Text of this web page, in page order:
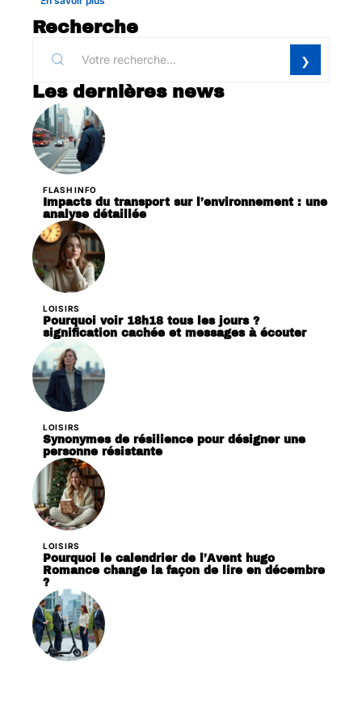
Recherche
Les dernières news
FLASH INFO
Impacts du transport sur l’environnement : une
analyse détaillée
LOISIRS
Pourquoi voir 18h18 tous les jours ?
signification cachée et messages à écouter
LOISIRS
Synonymes de résilience pour désigner une
personne résistante
LOISIRS
Pourquoi le calendrier de l’Avent hugo
Romance change la façon de lire en décembre
?